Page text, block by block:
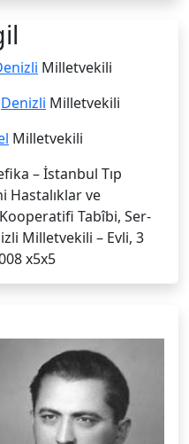
Milletvekili
Denizli Milletvekili
Milletvekili
– İstanbul Tıp
Hastalıklar ve
Tabîbi, Ser­
Milletvekili – Evli, 3
x5x5